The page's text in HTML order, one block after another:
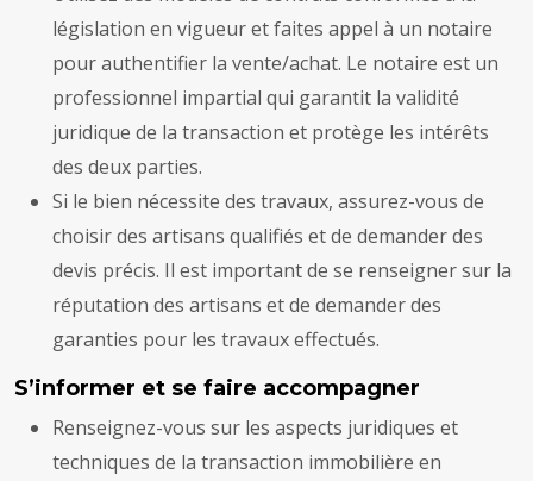
législation en vigueur et faites appel à un notaire
pour authentifier la vente/achat. Le notaire est un
professionnel impartial qui garantit la validité
juridique de la transaction et protège les intérêts
des deux parties.
Si le bien nécessite des travaux, assurez-vous de
choisir des artisans qualifiés et de demander des
devis précis. Il est important de se renseigner sur la
réputation des artisans et de demander des
garanties pour les travaux effectués.
S’informer et se faire accompagner
Renseignez-vous sur les aspects juridiques et
techniques de la transaction immobilière en